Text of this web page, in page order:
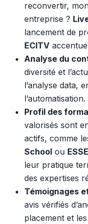
reconvertir,
entreprise ?
lancement de
ECITV
Analyse du
diversité et
l’analyse data,
l’automatisation.
Profil des
valorisés sont
actifs, comme
School ou
leur pratique
des expertises
Témoignages
avis vérifiés
placement et